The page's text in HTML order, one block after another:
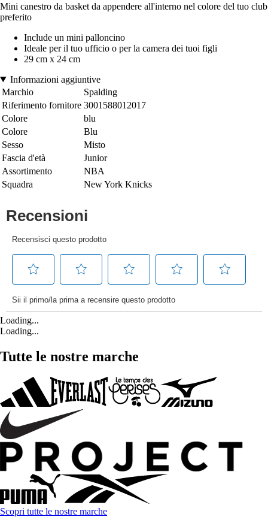
Mini canestro da basket da appendere all'interno nel colore del tuo club
preferito
Include un mini palloncino
Ideale per il tuo ufficio o per la camera dei tuoi figli
29 cm x 24 cm
Informazioni aggiuntive
Marchio
Spalding
Riferimento fornitore 3001588012017
Colore
blu
Colore
Blu
Sesso
Misto
Fascia d'età
Junior
Assortimento
NBA
Squadra
New York Knicks
Loading...
Loading...
Tutte le nostre marche
Scopri tutte le nostre marche